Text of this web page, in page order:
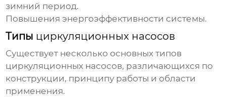
зимний период.
Повышения энергоэффективности системы.
Типы циркуляционных насосов
Существует несколько основных типов
циркуляционных насосов, различающихся по
конструкции, принципу работы и области
применения.